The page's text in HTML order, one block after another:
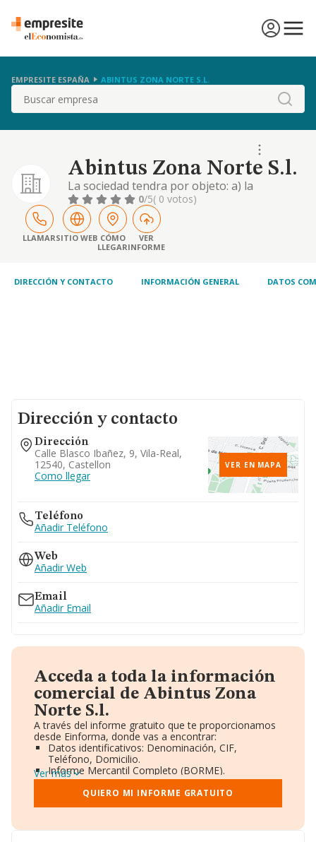
EMPRESITE ESPAÑA ABINTUS ZONA NORTE S.L.
Buscar
Abintus Zona Norte S.l.
La sociedad tendra por objeto: a) la
fabricacion, importacion, exportacion,
compraventa, comercio al por menor y
mayor, asi como la distribucion,
intermediacion y servicios relacionados con
los articulos sanitarios, higi
0/5( 0 votos)
LLAMARSITIO WEB CÓMO
LLEGAR
VER
INFORME
DIRECCIÓN Y CONTACTO INFORMACIÓN GENERAL DATOS
Dirección y contacto
Dirección
Calle Blasco Ibañez, 9, Vila-Real,
12540, Castellon
Como llegar
VER EN MAPA
Teléfono
Añadir Teléfono
Web
Añadir Web
Email
Añadir Email
Acceda a toda la información
comercial de Abintus Zona
Norte S.l.
A través del informe gratuito que te proporcionamos
desde Einforma, donde vas a encontrar:
Datos identificativos: Denominación, CIF,
Teléfono, Domicilio.
Informe Mercantil Completo (BORME).
Gráficos de Evolución Ventas y Empleados.
Consejo de Administración y Administradores.
Directivos y Ejecutivos.
Ver más
QUIERO MI INFORME GRATUITO